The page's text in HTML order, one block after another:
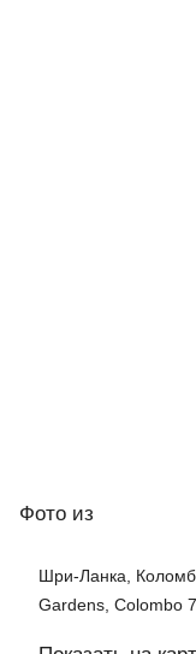
Фото из
Шри-Ланка,
Gardens, Colombo